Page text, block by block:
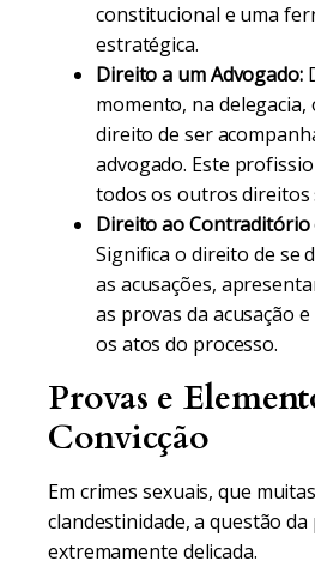
constitucional e uma
estratégica.
Direito a um Advogado:
momento, na delegacia,
direito de ser
advogado. Este
todos os outros direitos
Direito ao Contraditório
Significa o direito de se
as acusações,
as provas da acusação
os atos do processo.
Provas e
Convicção
Em crimes sexuais, que
clandestinidade, a questão
extremamente delicada.